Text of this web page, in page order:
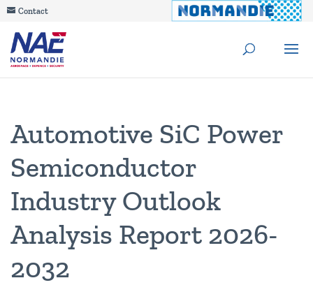
Contact
Automotive SiC Power
Semiconductor
Industry Outlook
Analysis Report 2026-
2032